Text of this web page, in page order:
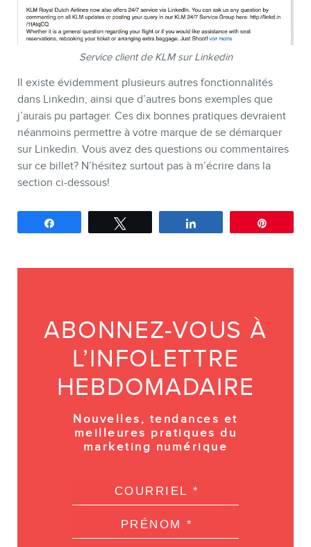
Service client de KLM sur Linkedin
Il existe évidemment plusieurs autres fonctionnalités
dans Linkedin, ainsi que d’autres bons exemples que
j’aurais pu partager. Ces dix bonnes pratiques devraient
néanmoins permettre à votre marque de se démarquer
sur Linkedin. Vous avez des questions ou commentaires
sur ce billet? N’hésitez surtout pas à m’écrire dans la
section ci-dessous!
ABONNEZ-VOUS À
L’INFOLETTRE
HEBDOMADAIRE
Nouvelles, tendances et
meilleures pratiques du
marketing numérique